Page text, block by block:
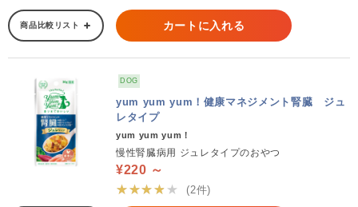
商品比較リスト カートに入れる
DOG
yum yum yum！健康マネジメント腎臓 ジュ
レタイプ
yum yum yum！
慢性腎臓病用 ジュレタイプのおやつ
¥220 ～
★★★★★
(2件)